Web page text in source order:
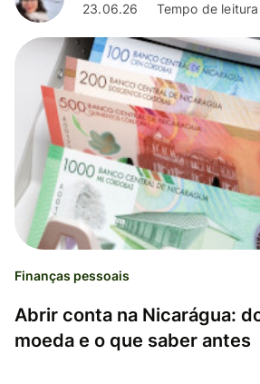
23.06.26 Tempo de
Finanças pessoais
Abrir conta na Nicarágua:
moeda e o que saber antes